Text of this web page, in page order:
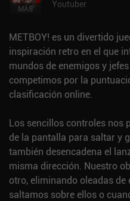
MÁS Youtuber
METBOY! es un divertido
inspiración retro en el que
mundos de enemigos y
competimos por la
clasificación online.
Los sencillos controles nos
de la pantalla para saltar y
también desencadena el
misma dirección. Nuestro
otro, eliminando oleadas
saltamos sobre ellos o